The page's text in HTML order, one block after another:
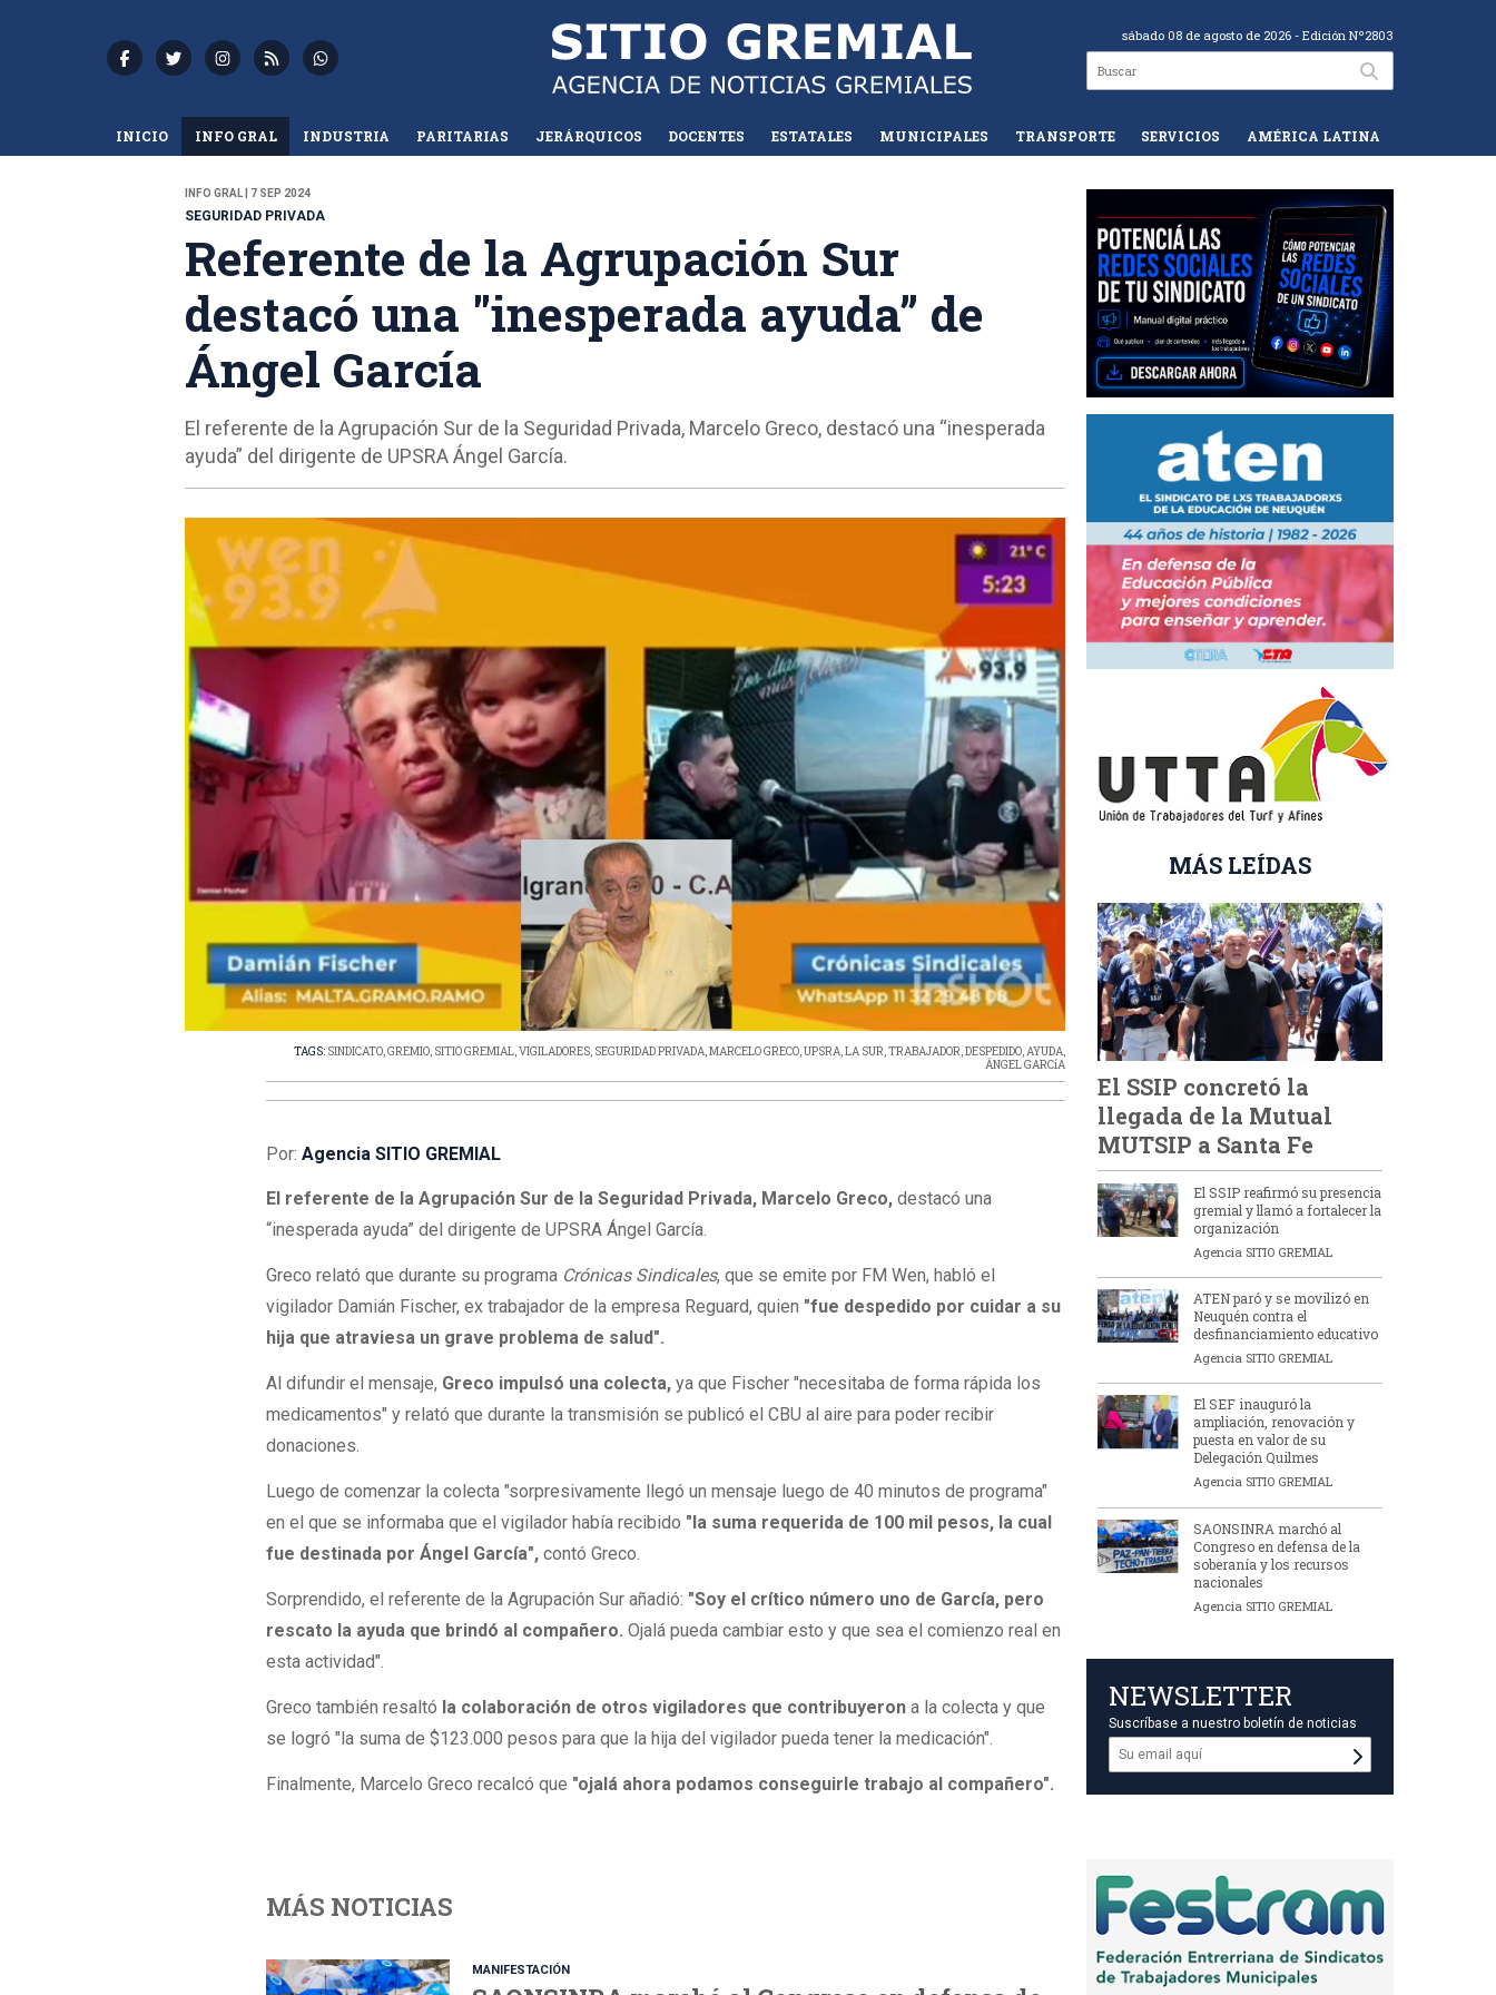
sábado 08 de agosto de 2026 - Edición Nº2803
INICIO INFO GRAL INDUSTRIA PARITARIAS JERÁRQUICOS DOCENTES ESTATALES MUNICIPALES TRANSPORTE SERVICIOS AMÉRICA LATINA
INFO GRAL | 7 SEP 2024
SEGURIDAD PRIVADA
Referente de la Agrupación Sur
destacó una "inesperada ayuda” de
Ángel García
El referente de la Agrupación Sur de la Seguridad Privada, Marcelo Greco, destacó una “inesperada
ayuda” del dirigente de UPSRA Ángel García.
TAGS: SINDICATO,GREMIO, SITIO GREMIAL,VIGILADORES, SEGURIDAD PRIVADA,MARCELO GRECO,UPSRA,LA SUR,TRABAJADOR,DESPEDIDO,AYUDA,
ÁNGEL GARCíA
Por:Agencia SITIO GREMIAL
El referente de la Agrupación Sur de la Seguridad Privada, Marcelo Greco,destacó una
“inesperada ayuda” del dirigente de UPSRA Ángel García.
Greco relató que durante su programa Crónicas Sindicales, que se emite por FM Wen, habló el
vigilador Damián Fischer, ex trabajador de la empresa Reguard, quien "fue despedido por cuidar a su
hija que atraviesa un grave problema de salud".
Al difundir el mensaje, Greco impulsó una colecta,ya que Fischer "necesitaba de forma rápida los
medicamentos" y relató que durante la transmisión se publicó el CBU al aire para poder recibir
donaciones.
Luego de comenzar la colecta "sorpresivamente llegó un mensaje luego de 40 minutos de programa"
en el que se informaba que el vigilador había recibido "la suma requerida de 100 mil pesos, la cual
fue destinada por Ángel García",contó Greco.
Sorprendido, el referente de la Agrupación Sur añadió: "Soy el crítico número uno de García, pero
rescato la ayuda que brindó al compañero.Ojalá pueda cambiar esto y que sea el comienzo real en
esta actividad".
Greco también resaltó la colaboración de otros vigiladores que contribuyerona la colecta y que
se logró "la suma de $123.000 pesos para que la hija del vigilador pueda tener la medicación".
Finalmente, Marcelo Greco recalcó que "ojalá ahora podamos conseguirle trabajo al compañero".
MÁS NOTICIAS
MANIFESTACIÓN
MÁS LEÍDAS
El SSIP concretó la
llegada de la Mutual
MUTSIP a Santa Fe
El SSIP reafirmó su presencia
gremial y llamó a fortalecer la
organización
Agencia SITIO GREMIAL
ATEN paró y se movilizó en
Neuquén contra el
desfinanciamiento educativo
Agencia SITIO GREMIAL
El SEF inauguró la
ampliación, renovación y
puesta en valor de su
Delegación Quilmes
Agencia SITIO GREMIAL
SAONSINRA marchó al
Congreso en defensa de la
soberanía y los recursos
nacionales
Agencia SITIO GREMIAL
NEWSLETTER
Suscríbase a nuestro boletín de noticias